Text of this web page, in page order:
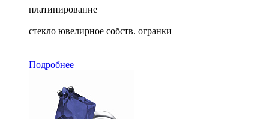
платинирование
стекло ювелирное собств. огранки
Подробнее